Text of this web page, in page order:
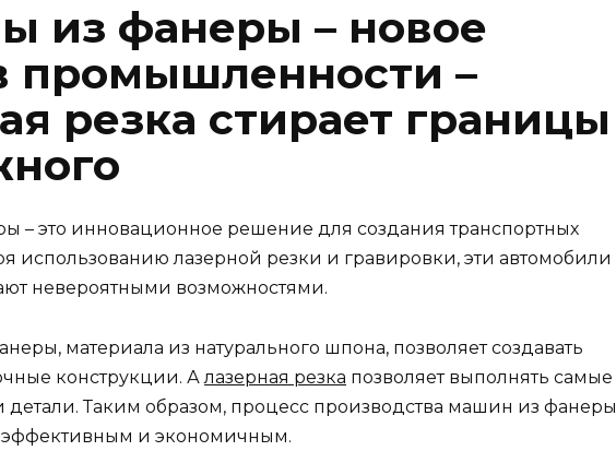
из фанеры – новое
промышленности –
резка стирает границы
– это инновационное решение для создания транспортных
использованию лазерной резки и гравировки, эти автомобили
невероятными возможностями.
материала из натурального шпона, позволяет создавать
конструкции. А лазерная резка позволяет выполнять самые
Таким образом, процесс производства машин из фанеры
эффективным и экономичным.